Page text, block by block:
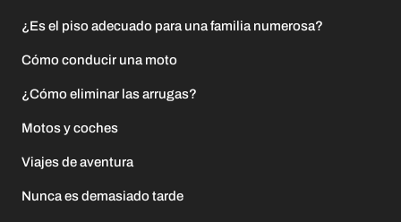
¿Es el piso adecuado para una familia numerosa?
Cómo conducir una moto
¿Cómo eliminar las arrugas?
Motos y coches
Viajes de aventura
Nunca es demasiado tarde